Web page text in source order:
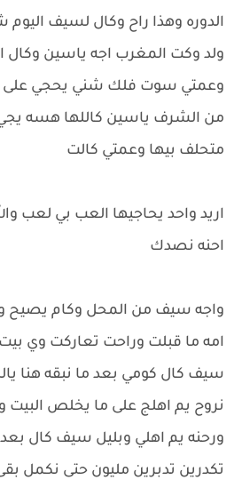
الدوره وهذا راح وكال لسيف
ولد وكت المغرب اجه ياسين وكال
وعمتي سوت فلك شني يحجي على
من الشرف ياسين كاللها هسه
متحلف بيها وعمتي كالت
اريد واحد يحاجيها العب بي لعب
احنه نصدك
واجه سيف من المحل وكام يصيح
امه ما قبلت وراحت تعاركت وي
سيف كال كومي بعد ما نبقه هنا
نروح يم اهلج على ما يخلص
ورحنه يم اهلي وبليل سيف كال
تكدرين تدبرين مليون حتى نكمل